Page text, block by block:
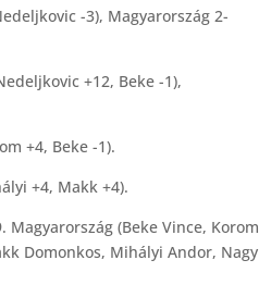
-3), Magyarország 2-
+12, Beke -1),
+4, Beke -1).
+4, Makk +4).
(Beke Vince, Korom
Domonkos, Mihályi Andor, Nagy